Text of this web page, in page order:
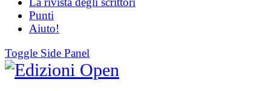
Punti
Aiuto!
Toggle Side Panel